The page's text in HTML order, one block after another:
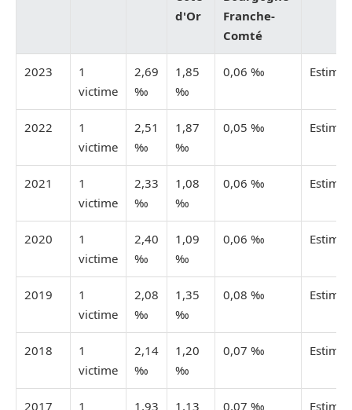
d'Or
Franche-
Comté
2023
1
victime
2,69
‰
1,85
‰
0,06 ‰ Estimée
2022
1
victime
2,51
‰
1,87
‰
0,05 ‰ Estimée
2021
1
victime
2,33
‰
1,08
‰
0,06 ‰ Estimée
2020
1
victime
2,40
‰
1,09
‰
0,06 ‰ Estimée
2019
1
victime
2,08
‰
1,35
‰
0,08 ‰ Estimée
2018
1
victime
2,14
‰
1,20
‰
0,07 ‰ Estimée
2017 1 1,93 1,13 0,07 ‰ Estimée